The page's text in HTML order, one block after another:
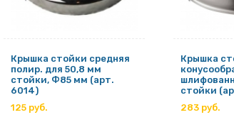
Крышка стойки средняя
полир. для 50,8 мм
стойки, Ф85 мм (арт.
6014)
125 руб.
Крышка
стойки
283 руб.